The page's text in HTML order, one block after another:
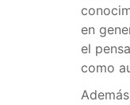
en
el
como